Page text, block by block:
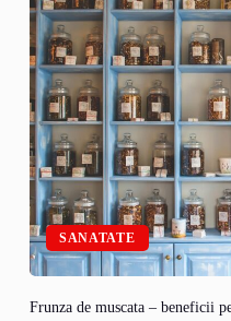
SANATATE
Frunza de muscata – beneficii